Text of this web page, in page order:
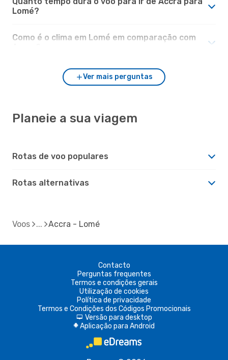
Lomé?
Como é o clima em Lomé em comparação com
Ver mais perguntas
Planeie a sua viagem
Rotas de voo populares
Rotas alternativas
Voos Accra - Lomé
Contacto
Perguntas frequentes
Termos e condições gerais
Utilização de cookies
Política de privacidade
Termos e Condições dos Códigos Promocionais
d Versão para desktop
A Aplicação para Android